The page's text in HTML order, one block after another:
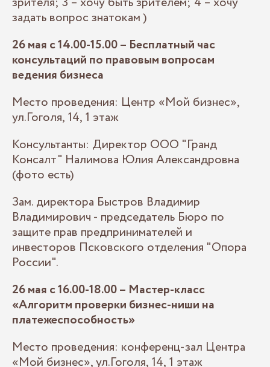
задать вопрос знатокам )
26 мая с 14.00-15.00 – Бесплатный час
консультаций по правовым вопросам
ведения бизнеса
Место проведения: Центр «Мой бизнес»,
ул.Гоголя, 14, 1 этаж
Консультанты: Директор ООО "Гранд
Консалт" Налимова Юлия Александровна
(фото есть)
Зам. директора Быстров Владимир
Владимирович - председатель Бюро по
защите прав предпринимателей и
инвесторов Псковского отделения "Опора
России".
26 мая с 16.00-18.00 – Мастер-класс
«Алгоритм проверки бизнес-ниши на
платежеспособность»
Место проведения: конференц-зал Центра
«Мой бизнес», ул.Гоголя, 14, 1 этаж